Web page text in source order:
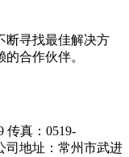
断寻找最佳解决方
合作伙伴。
传真：0519-
司地址：常州市武进